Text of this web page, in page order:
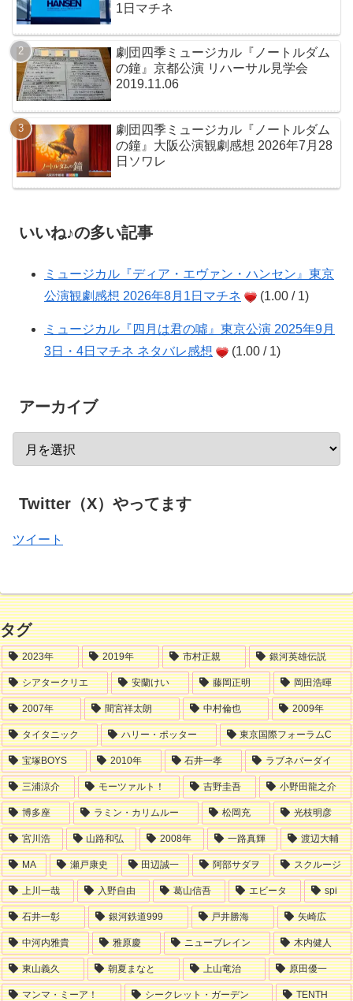
1日マチネ
劇団四季ミュージカル『ノートルダム
の鐘』京都公演 リハーサル見学会
2019.11.06
劇団四季ミュージカル『ノートルダム
の鐘』大阪公演観劇感想 2026年7月28
日ソワレ
いいね♪の多い記事
ミュージカル『ディア・エヴァン・ハンセン』東京
公演観劇感想 2026年8月1日マチネ
(1.00 / 1)
ミュージカル『四月は君の噓』東京公演 2025年9月
3日・4日マチネ ネタバレ感想
(1.00 / 1)
アーカイブ
Twitter（X）やってます
ツイート
タグ
2023年 2019年 市村正親 銀河英雄伝説
シアタークリエ 安蘭けい 藤岡正明 岡田浩暉
2007年 間宮祥太朗 中村倫也 2009年
タイタニック ハリー・ポッター 東京国際フォーラムC
宝塚BOYS 2010年 石井一孝 ラブネバーダイ
三浦涼介 モーツァルト！ 吉野圭吾 小野田龍之介
博多座 ラミン・カリムルー 松岡充 光枝明彦
宮川浩 山路和弘 2008年 一路真輝 渡辺大輔
MA 瀬戸康史 田辺誠一 阿部サダヲ スクルージ
上川一哉 入野自由 葛山信吾 エビータ spi
石井一彰 銀河鉄道999 戸井勝海 矢崎広
中河内雅貴 雅原慶 ニューブレイン 木内健人
東山義久 朝夏まなと 上山竜治 原田優一
マンマ・ミーア！ シークレット・ガーデン TENTH